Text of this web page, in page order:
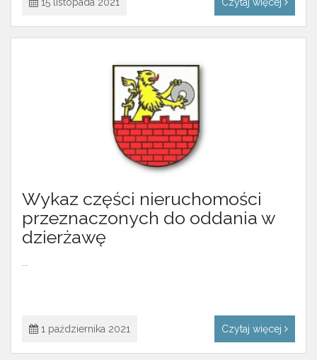
Wykaz części nieruchomości
przeznaczonych do oddania w
dzierżawę
...
1 października 2021 Czytaj więcej